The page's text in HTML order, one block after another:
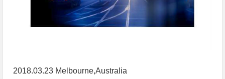
2018.03.23 Melbourne,Australia